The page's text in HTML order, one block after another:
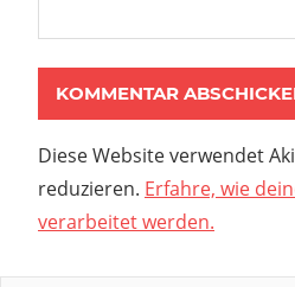
Diese Website verwendet
reduzieren. Erfahre, wie
verarbeitet werden.